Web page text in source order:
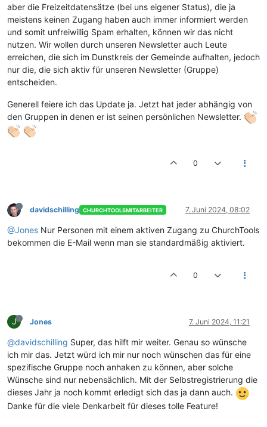
aber die Freizeitdatensätze (bei uns eigener Status), die ja
meistens keinen Zugang haben auch immer informiert werden
und somit unfreiwillig Spam erhalten, können wir das nicht
nutzen. Wir wollen durch unseren Newsletter auch Leute
erreichen, die sich im Dunstkreis der Gemeinde aufhalten, jedoch
nur die, die sich aktiv für unseren Newsletter (Gruppe)
entscheiden.
Generell feiere ich das Update ja. Jetzt hat jeder abhängig von
den Gruppen in denen er ist seinen persönlichen Newsletter.
0
davidschilling CHURCHTOOLSMITARBEITER 7. Juni 2024, 08:02
@Jones Nur Personen mit einem aktiven Zugang zu ChurchTools
bekommen die E-Mail wenn man sie standardmäßig aktiviert.
0
J Jones 7. Juni 2024, 11:21
@davidschilling Super, das hilft mir weiter. Genau so wünsche
ich mir das. Jetzt würd ich mir nur noch wünschen das für eine
spezifische Gruppe noch anhaken zu können, aber solche
Wünsche sind nur nebensächlich. Mit der Selbstregistrierung die
dieses Jahr ja noch kommt erledigt sich das ja dann auch.
Danke für die viele Denkarbeit für dieses tolle Feature!